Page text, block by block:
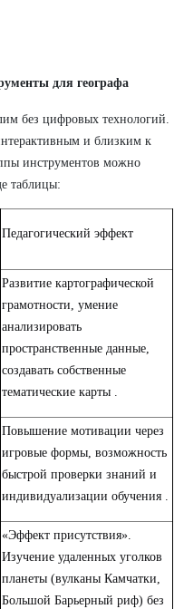
для географа
без цифровых технологий.
и близким к
инструментов можно
таблицы:
Педагогический эффект
Развитие картографической
грамотности, умение
анализировать
пространственные данные,
создавать собственные
тематические карты .
Повышение мотивации через
игровые формы, возможность
быстрой проверки знаний и
индивидуализации обучения .
«Эффект присутствия».
Изучение удаленных уголков
планеты (вулканы Камчатки,
Большой Барьерный риф) без